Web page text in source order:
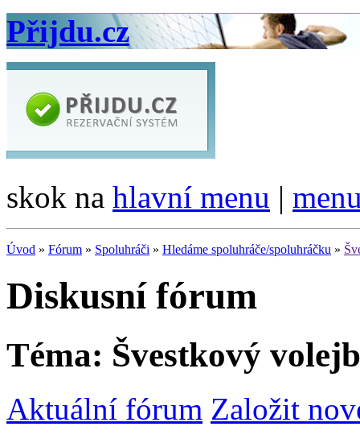
Přijdu.cz
skok na hlavní menu |
Úvod » Fórum » Spoluhráči » Hledáme spoluhráče/spoluhráčku »
Diskusní fórum
Téma: Švestkový
Aktuální fórum Založit